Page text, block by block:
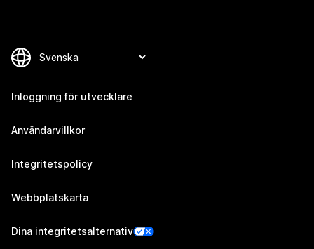
Inloggning för utvecklare
Användarvillkor
Integritetspolicy
Webbplatskarta
Dina integritetsalternativ